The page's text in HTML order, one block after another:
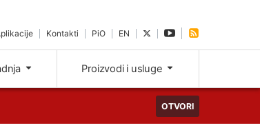
Kontakti PiO EN
Proizvodi i usluge
OTVORI